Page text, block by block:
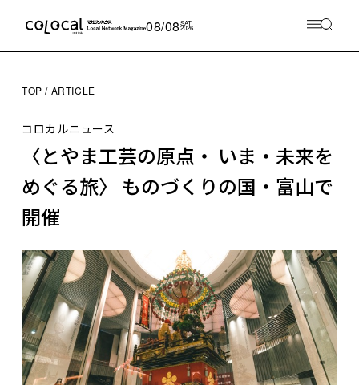
08/08SAT
2026
TOP ARTICLE
コロカルニュース
〈とやま工芸の原点・ いま・未来を
めぐる旅〉 ものづくりの国・富山で
開催